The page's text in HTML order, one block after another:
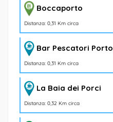
Boccaporto
Distanza: 0,31 Km circa
Bar Pescatori Porto
Distanza: 0,31 Km circa
La Baia dei Porci
Distanza: 0,32 Km circa